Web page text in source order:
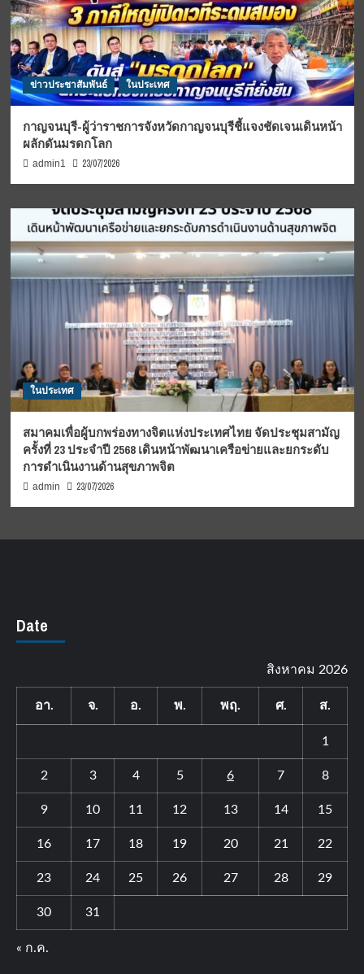
ข่าวประชาสัมพันธ์ ในประเทศ
กาญจนบุรี-ผู้ว่าราชการจังหวัดกาญจนบุรีชี้แจงชัดเจนเดินหน้า
ผลักดันมรดกโลก
admin1 23/07/2026
ในประเทศ
สมาคมเพื่อผู้บกพร่องทางจิตแห่งประเทศไทย จัดประชุมสามัญ
ครั้งที่ 23 ประจำปี 2568 เดินหน้าพัฒนาเครือข่ายและยกระดับ
การดำเนินงานด้านสุขภาพจิต
admin 23/07/2026
Date
สิงหาคม 2026
อา. จ. อ. พ. พฤ. ศ. ส.
1
2 3 4 5 6 7 8
9 10 11 12 13 14 15
16 17 18 19 20 21 22
23 24 25 26 27 28 29
30 31
« ก.ค.